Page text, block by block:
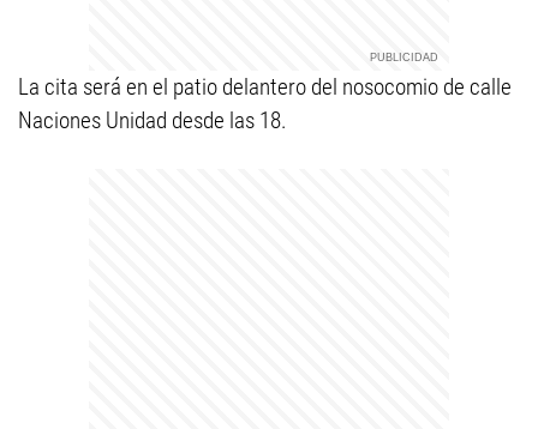
La cita será en el patio delantero del nosocomio de calle
Naciones Unidad desde las 18.